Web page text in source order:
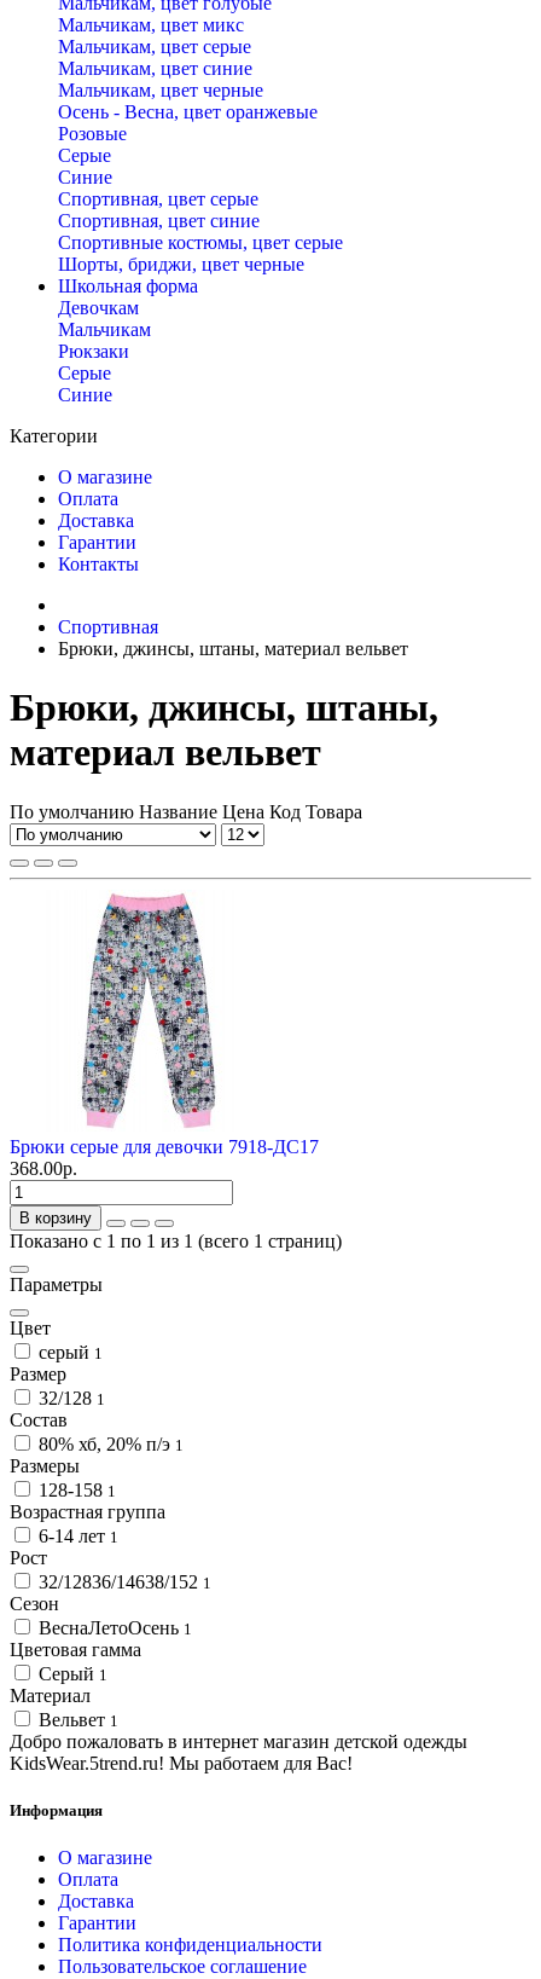
Мальчикам, цвет микс
Мальчикам, цвет серые
Мальчикам, цвет синие
Мальчикам, цвет черные
Осень - Весна, цвет оранжевые
Розовые
Серые
Синие
Спортивная, цвет серые
Спортивная, цвет синие
Спортивные костюмы, цвет серые
Шорты, бриджи, цвет черные
Школьная форма
Девочкам
Мальчикам
Рюкзаки
Серые
Синие
Категории
О магазине
Оплата
Доставка
Гарантии
Контакты
Спортивная
Брюки, джинсы, штаны, материал вельвет
Брюки, джинсы, штаны,
материал вельвет
По умолчанию Название Цена Код Товара
Брюки серые для девочки 7918-ДС17
368.00р.
В корзину
Показано с 1 по 1 из 1 (всего 1 страниц)
Параметры
Цвет
серый 1
Размер
32/128 1
Состав
80% хб, 20% п/э 1
Размеры
128-158 1
Возрастная группа
6-14 лет 1
Рост
32/12836/14638/152 1
Сезон
ВеснаЛетоОсень 1
Цветовая гамма
Серый 1
Материал
Вельвет 1
Добро пожаловать в интернет магазин детской одежды
KidsWear.5trend.ru! Мы работаем для Вас!
Информация
О магазине
Оплата
Доставка
Гарантии
Политика конфиденциальности
Пользовательское соглашение